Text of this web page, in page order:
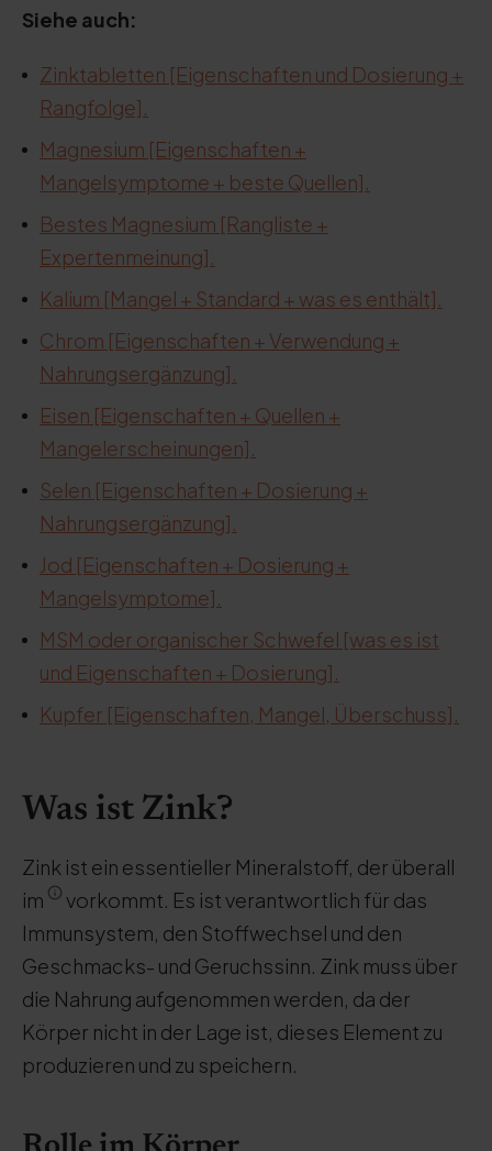
Siehe auch:
Zinktabletten [Eigenschaften und Dosierung +
Rangfolge].
Magnesium [Eigenschaften +
Mangelsymptome + beste Quellen].
Bestes Magnesium [Rangliste +
Expertenmeinung].
Kalium [Mangel + Standard + was es enthält].
Chrom [Eigenschaften + Verwendung +
Nahrungsergänzung].
Eisen [Eigenschaften + Quellen +
Mangelerscheinungen].
Selen [Eigenschaften + Dosierung +
Nahrungsergänzung].
Jod [Eigenschaften + Dosierung +
Mangelsymptome].
MSM oder organischer Schwefel [was es ist
und Eigenschaften + Dosierung].
Kupfer [Eigenschaften, Mangel, Überschuss].
Was ist Zink?
Zink ist ein essentieller Mineralstoff, der überall
im
vorkommt. Es ist verantwortlich für das
Immunsystem, den Stoffwechsel und den
Geschmacks- und Geruchssinn. Zink muss über
die Nahrung aufgenommen werden, da der
Körper nicht in der Lage ist, dieses Element zu
produzieren und zu speichern.